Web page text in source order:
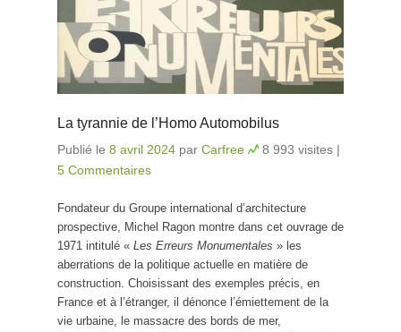
La tyrannie de l’Homo Automobilus
Publié le 8 avril 2024 par Carfree 8 993 visites |
5 Commentaires
Fondateur du Groupe international d’architecture
prospective, Michel Ragon montre dans cet ouvrage de
1971 intitulé « Les Erreurs Monumentales » les
aberrations de la politique actuelle en matière de
construction. Choisissant des exemples précis, en
France et à l’étranger, il dénonce l’émiettement de la
vie urbaine, le massacre des bords de mer,